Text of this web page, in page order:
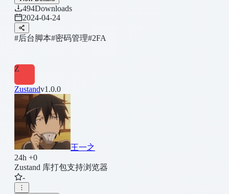
494Downloads
2024-04-24
#后台脚本#密码管理#2FA
Z
Zustandv1.0.0
王一之
24h +0
Zustand 库打包支持浏览器
-